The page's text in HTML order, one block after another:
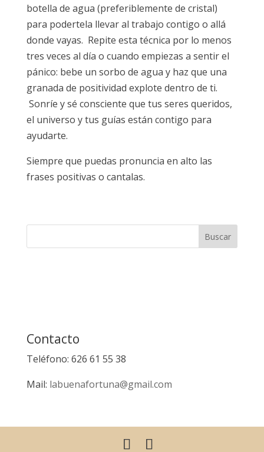
botella de agua (preferiblemente de cristal)
para podertela llevar al trabajo contigo o allá
donde vayas. Repite esta técnica por lo menos
tres veces al día o cuando empiezas a sentir el
pánico: bebe un sorbo de agua y haz que una
granada de positividad explote dentro de ti.
Sonríe y sé consciente que tus seres queridos,
el universo y tus guías están contigo para
ayudarte.
Siempre que puedas pronuncia en alto las
frases positivas o cantalas.
Contacto
Teléfono: 626 61 55 38
Mail: labuenafortuna@gmail.com